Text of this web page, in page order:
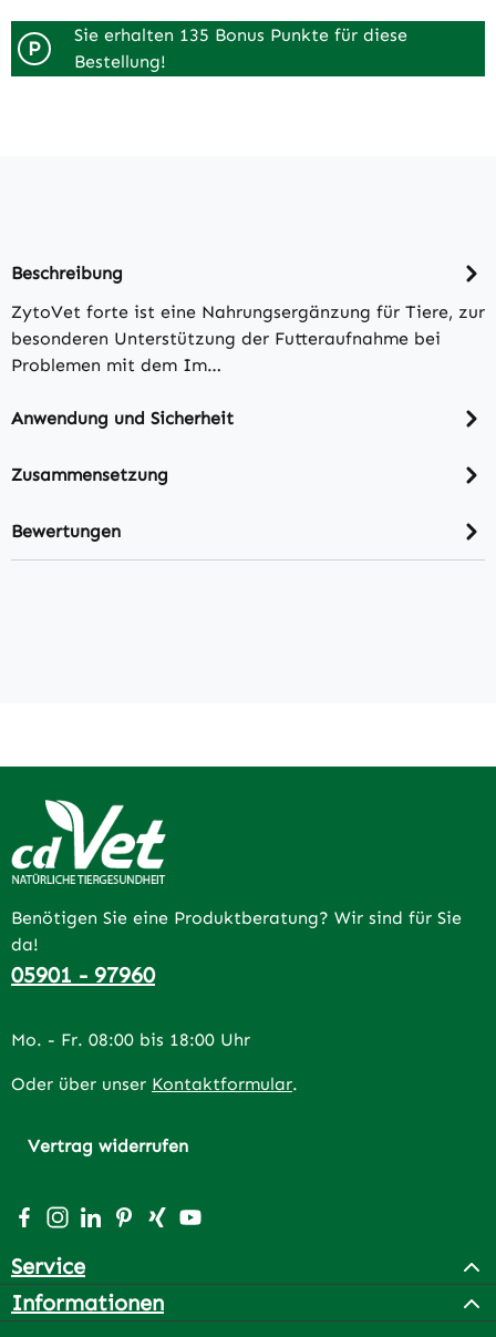
P
Sie erhalten 135 Bonus Punkte für diese
Bestellung!
Beschreibung
ZytoVet forte ist eine Nahrungsergänzung für Tiere, zur
besonderen Unterstützung der Futteraufnahme bei
Problemen mit dem Im…
Anwendung und Sicherheit
Zusammensetzung
Bewertungen
Benötigen Sie eine Produktberatung? Wir sind für Sie
da!
05901 - 97960
Mo. - Fr. 08:00 bis 18:00 Uhr
Oder über unser Kontaktformular.
Vertrag widerrufen
Besuche uns auf Facebook – öffnet in neuem Tab
Schau auf Instagram vorbei – öffnet in neuem Tab
Vernetze dich mit uns auf LinkedIn – öffnet in
Lass dich auf Pinterest inspirieren – öffnet
Vernetze dich mit uns auf Xing – öffnet
Sieh dir unsere Videos auf YouTube
Service
Informationen